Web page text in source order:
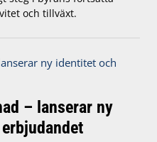
och tillväxt.
– lanserar ny